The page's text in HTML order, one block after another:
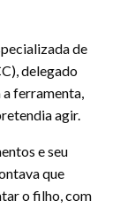
de
delegado
ferramenta,
agir.
e seu
que
o filho, com